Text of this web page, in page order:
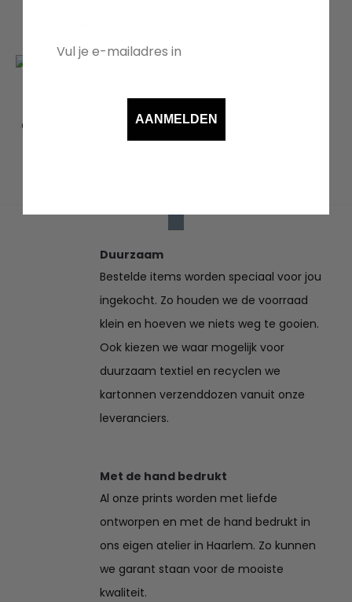
GW teens / adults t-shirt
Duurzaam
Bestelde items worden speciaal voor jou
ingekocht. Zo houden we de voorraad
klein en hoeven we niets weg te gooien.
Ook kiezen we waar mogelijk voor
duurzaam textiel en recyclen we
kartonnen verzenddozen vanuit onze
leveranciers.
Met de hand bedrukt
Al onze prints worden met liefde
ontworpen en met de hand bedrukt in
ons eigen atelier in Haarlem. Zo kunnen
we garant staan voor de mooiste
kwaliteit.
AANMELDEN